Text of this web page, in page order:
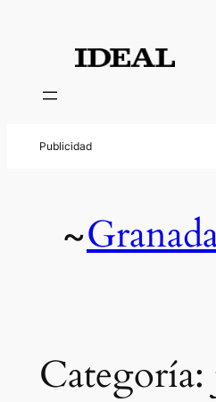
contenido
~
Categoría: